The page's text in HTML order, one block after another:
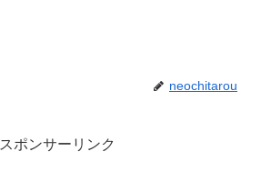
neochitarou
スポンサーリンク